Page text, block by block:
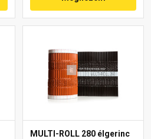
MULTI-ROLL 280 élgerinc